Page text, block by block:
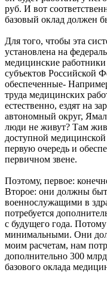
руб. И вот
базовый оклад должен
Для того, чтобы эта
установлена на
медицинские
субъектов Российской
обеспеченные-
труда медицинских
естественно, ездят на
автономный округ,
люди не живут? Там
доступной
первую очередь и
первичном звене.
Поэтому, первое:
Второе: они должны
военнослужащими в
потребуется
с будущего года.
минимальными. Они
моим расчетам, нам
дополнительно 300
базового оклада